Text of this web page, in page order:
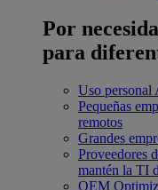
Por
para
Uso personal
Pequeñas
remotos
Grandes
Proveedores
mantén la TI
OEM